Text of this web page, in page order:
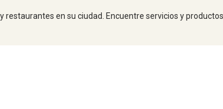
en su ciudad. Encuentre servicios y